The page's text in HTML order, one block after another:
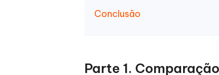
Conclusão
Parte 1.